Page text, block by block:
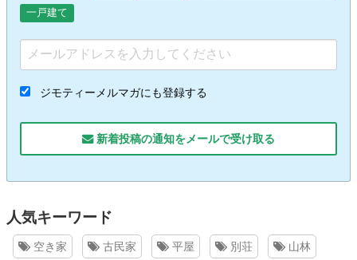
一戸建て
ジモティーメルマガにも登録する
新着投稿の通知をメールで受け取る
人気キーワード
空き家 古民家 平屋 別荘 山林